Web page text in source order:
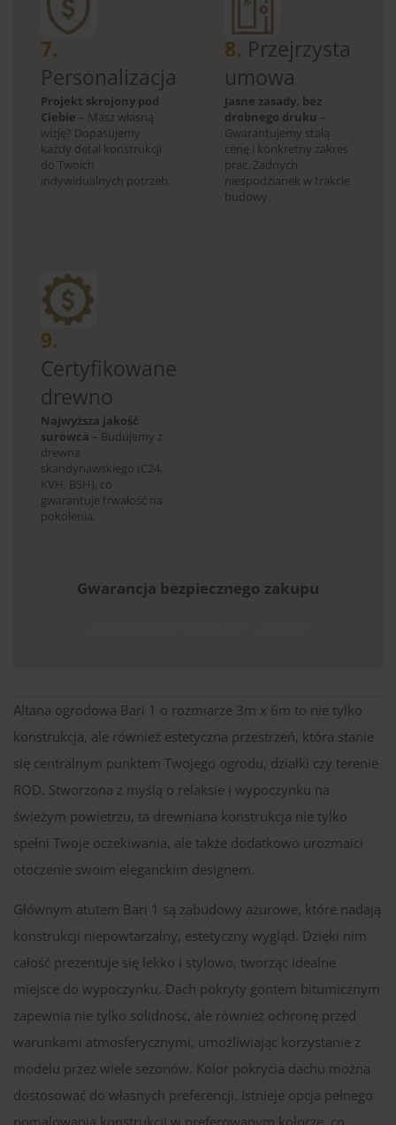
7.
Personalizacja
Projekt skrojony pod
Ciebie – Masz własną
wizję? Dopasujemy
każdy detal konstrukcji
do Twoich
indywidualnych potrzeb.
8. Przejrzysta
umowa
Jasne zasady, bez
drobnego druku –
Gwarantujemy stałą
cenę i konkretny zakres
prac. Żadnych
niespodzianek w trakcie
budowy.
9.
Certyfikowane
drewno
Najwyższa jakość
surowca – Budujemy z
drewna
skandynawskiego (C24,
KVH, BSH), co
gwarantuje trwałość na
pokolenia.
Gwarancja bezpiecznego zakupu
Altana ogrodowa Bari 1 o rozmiarze 3m x 6m to nie tylko
konstrukcja, ale również estetyczna przestrzeń, która stanie
się centralnym punktem Twojego ogrodu, działki czy terenie
ROD. Stworzona z myślą o relaksie i wypoczynku na
świeżym powietrzu, ta drewniana konstrukcja nie tylko
spełni Twoje oczekiwania, ale także dodatkowo urozmaici
otoczenie swoim eleganckim designem.
Głównym atutem Bari 1 są zabudowy ażurowe, które nadają
konstrukcji niepowtarzalny, estetyczny wygląd. Dzięki nim
całość prezentuje się lekko i stylowo, tworząc idealne
miejsce do wypoczynku. Dach pokryty gontem bitumicznym
zapewnia nie tylko solidność, ale również ochronę przed
warunkami atmosferycznymi, umożliwiając korzystanie z
modelu przez wiele sezonów. Kolor pokrycia dachu można
dostosować do własnych preferencji. Istnieje opcja pełnego
pomalowania konstrukcji w preferowanym kolorze, co